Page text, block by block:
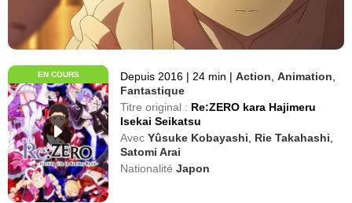
EN COURS Depuis 2016 | 24 min | Action ,Animation
Fantastique
Titre original : Re:ZERO kara Hajimeru
Isekai Seikatsu
Avec Yûsuke Kobayashi Rie Takahashi
Satomi Arai
Nationalité Japon